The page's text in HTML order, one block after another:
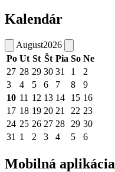
Kalendár
August2026
Po Ut St Št Pia So Ne
27 28 29 30 31 1
2
3
4 5 6 7 8
9
10 11 12 13 14 15 16
17 18 19 20 21 22 23
24 25 26 27 28 29 30
31 1 2 3 4 5 6
Mobilná aplikácia